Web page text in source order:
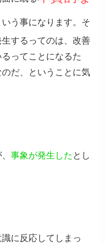
う事になります。そ
するってのは、改善
ってことになるた
だ、ということに気
、事象が発生した とし
に反応してしまっ